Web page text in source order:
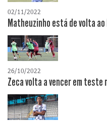
02/11/2022
Matheuzinho está de volta ao
26/10/2022
Zeca volta a vencer em teste